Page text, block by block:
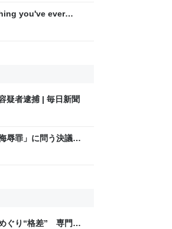
you've ever
疑者逮捕 | 毎日新聞
辱罪」に問う決議案
ぐり“格差” 専門家